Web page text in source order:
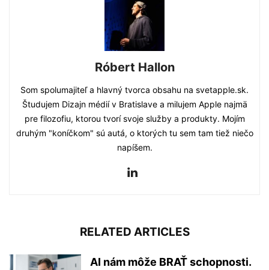
Róbert Hallon
Som spolumajiteľ a hlavný tvorca obsahu na svetapple.sk.
Študujem Dizajn médií v Bratislave a milujem Apple najmä
pre filozofiu, ktorou tvorí svoje služby a produkty. Mojím
druhým "koníčkom" sú autá, o ktorých tu sem tam tiež niečo
napíšem.
RELATED ARTICLES
AI nám môže BRAŤ schopnosti.